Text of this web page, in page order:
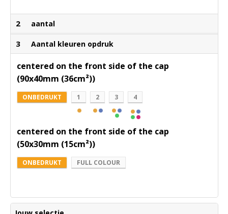
2 aantal
3 Aantal kleuren opdruk
centered on the front side of the cap
(90x40mm (36cm²))
ONBEDRUKT 1 2 3 4
centered on the front side of the cap
(50x30mm (15cm²))
ONBEDRUKT FULL COLOUR